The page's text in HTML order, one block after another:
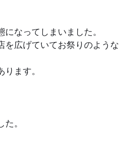
なってしまいました。
を広げていてお祭りのような
ます。
。